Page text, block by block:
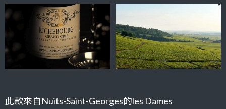
此款來自Nuits-Saint-Georges的les Dames